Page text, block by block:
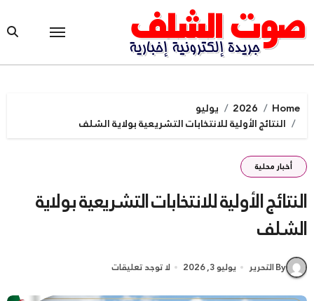
to
content
Home
2026
يوليو
النتائج الأولية للانتخابات التشريعية بولاية الشلف
أخبار محلية
النتائج الأولية للانتخابات التشريعية بولاية
الشلف
By التحرير يوليو 3, 2026 لا توجد تعليقات